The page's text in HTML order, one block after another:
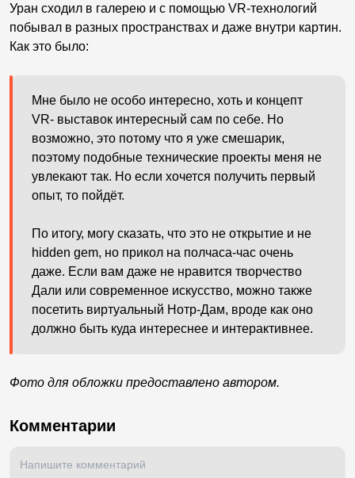
Уран сходил в галерею и с помощью VR-технологий
побывал в разных пространствах и даже внутри картин.
Как это было:
Мне было не особо интересно, хоть и концепт
VR- выставок интересный сам по себе. Но
возможно, это потому что я уже смешарик,
поэтому подобные технические проекты меня не
увлекают так. Но если хочется получить первый
опыт, то пойдёт.
По итогу, могу сказать, что это не открытие и не
hidden gem, но прикол на полчаса-час очень
даже. Если вам даже не нравится творчество
Дали или современное искусство, можно также
посетить виртуальный Нотр-Дам, вроде как оно
должно быть куда интереснее и интерактивнее.
Фото для обложки предоставлено автором.
Комментарии